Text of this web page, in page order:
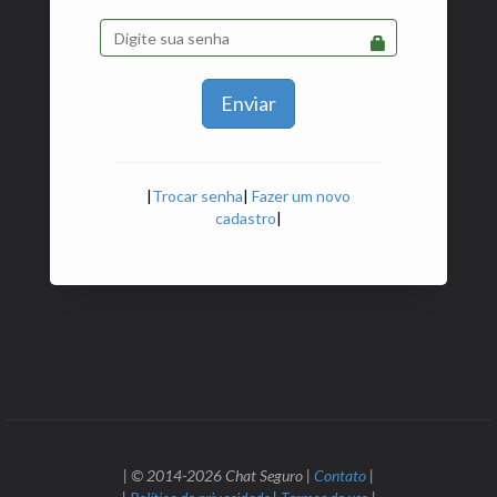
Enviar
|Trocar senha| Fazer um novo
cadastro|
| © 2014-2026 Chat Seguro | Contato |